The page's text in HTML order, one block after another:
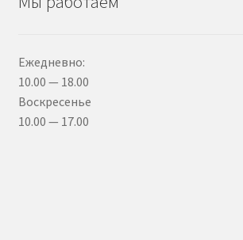
Ежедневно:
10.00 — 18.00
Воскресенье
10.00 — 17.00